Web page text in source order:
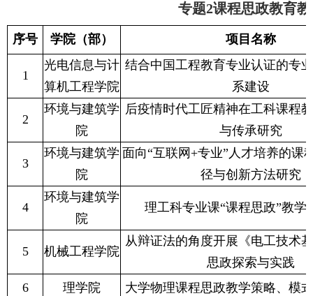
专题2课程思政教育
序号 学院（部） 项目名称
1
光电信息与计
算机工程学院
结合中国工程教育专业认证的专
系建设
2
环境与建筑学
院
后疫情时代工匠精神在工科课程
与传承研究
3
环境与建筑学
院
面向“互联网+专业”人才培养的课
径与创新方法研究
4
环境与建筑学
院
理工科专业课“课程思政”教学
5 机械工程学院
从辩证法的角度开展《电工技术
思政探索与实践
6
理学院 大学物理课程思政教学策略、模